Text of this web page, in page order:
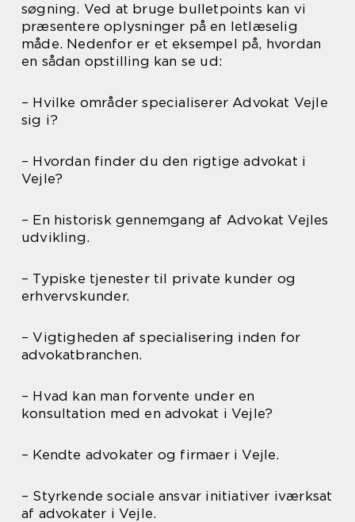
søgning. Ved at bruge bulletpoints kan vi
præsentere oplysninger på en letlæselig
måde. Nedenfor er et eksempel på, hvordan
en sådan opstilling kan se ud:
– Hvilke områder specialiserer Advokat Vejle
sig i?
– Hvordan finder du den rigtige advokat i
Vejle?
– En historisk gennemgang af Advokat Vejles
udvikling.
– Typiske tjenester til private kunder og
erhvervskunder.
– Vigtigheden af specialisering inden for
advokatbranchen.
– Hvad kan man forvente under en
konsultation med en advokat i Vejle?
– Kendte advokater og firmaer i Vejle.
– Styrkende sociale ansvar initiativer iværksat
af advokater i Vejle.